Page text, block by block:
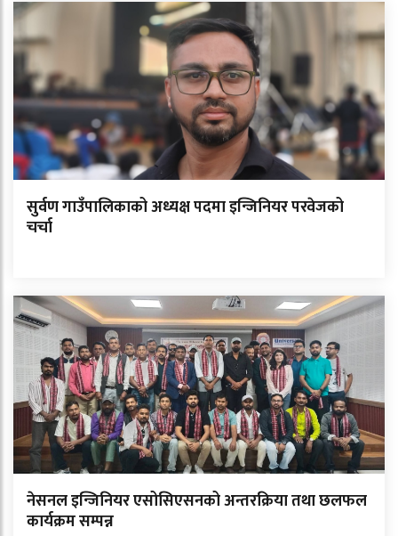
सुर्वण गाउँपालिकाको अध्यक्ष पदमा इन्जिनियर परवेजको
चर्चा
नेसनल इन्जिनियर एसोसिएसनको अन्तरक्रिया तथा छलफल
कार्यक्रम सम्पन्न